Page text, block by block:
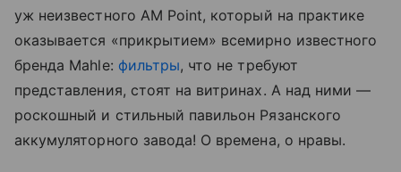
уж неизвестного AM Point, который на практике
оказывается «прикрытием» всемирно известного
бренда Mahle: фильтры, что не требуют
представления, стоят на витринах. А над ними —
роскошный и стильный павильон Рязанского
аккумуляторного завода! О времена, о нравы.